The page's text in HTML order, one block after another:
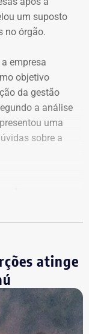
2026 — Foto:
2022 — Foto:
um suposto
no órgão.
empresa
objetivo
da gestão
a análise
uma
sobre a
o
incompatíveis
o relatório,
das etapas de
contrato,
atinge